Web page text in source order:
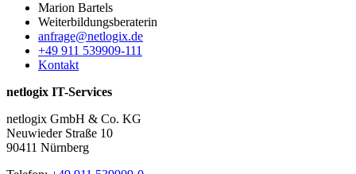
Marion Bartels
Weiterbildungs­beraterin
anfrage@netlogix.de
+49 911 539909-111
Kontakt
netlogix IT-Services
netlogix GmbH & Co. KG
Neuwieder Straße 10
90411 Nürnberg